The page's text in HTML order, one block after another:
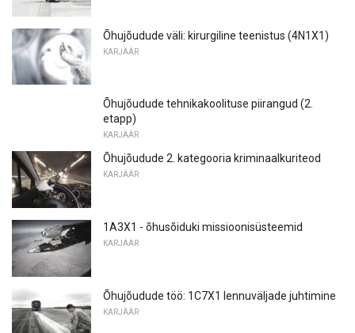
Õhujõudude väli: kirurgiline teenistus (4N1X1)
KARJÄÄR
Õhujõudude tehnikakoolituse piirangud (2.
etapp)
KARJÄÄR
Õhujõudude 2. kategooria kriminaalkuriteod
KARJÄÄR
1A3X1 - õhusõiduki missioonisüsteemid
KARJÄÄR
Õhujõudude töö: 1C7X1 lennuväljade juhtimine
KARJÄÄR